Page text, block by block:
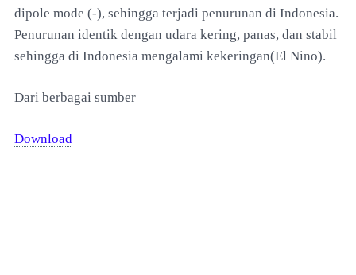
dipole mode (-), sehingga terjadi penurunan di Indonesia.
Penurunan identik dengan udara kering, panas, dan stabil
sehingga di Indonesia mengalami kekeringan(El Nino).
Dari berbagai sumber
Download